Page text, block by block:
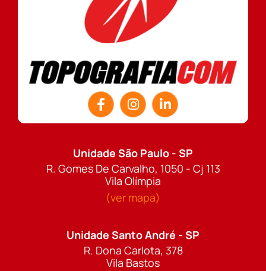
Unidade São Paulo - SP
R. Gomes De Carvalho, 1050 - Cj 113
Vila Olímpia
(ver mapa)
Unidade Santo André - SP
R. Dona Carlota, 378
Vila Bastos